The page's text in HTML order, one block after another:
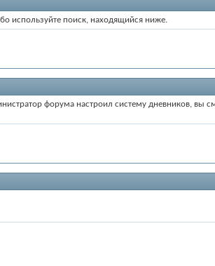
используйте поиск, находящийся ниже.
форума настроил систему дневников, вы